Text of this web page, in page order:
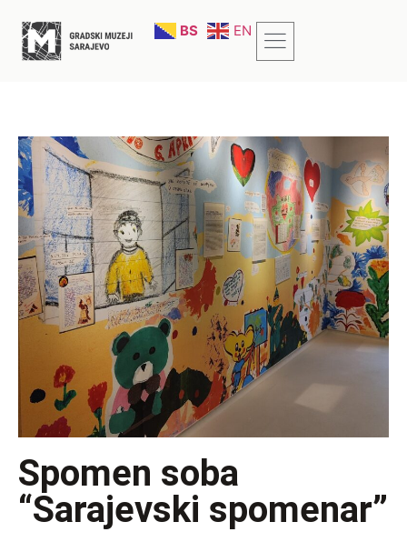
BS EN
Spomen soba
“Sarajevski spomenar”